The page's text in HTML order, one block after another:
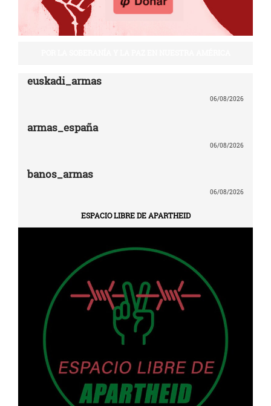
euskadi_armas
06/08/2026
armas_españa
06/08/2026
banos_armas
06/08/2026
ESPACIO LIBRE DE APARTHEID